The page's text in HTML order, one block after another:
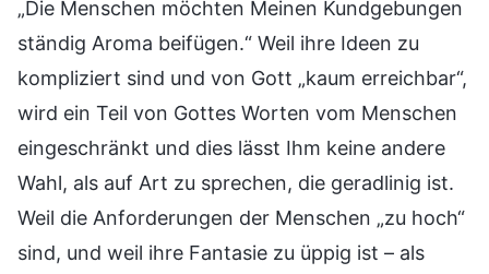
„Die Menschen möchten Meinen Kundgebungen
ständig Aroma beifügen.“ Weil ihre Ideen zu
kompliziert sind und von Gott „kaum erreichbar“,
wird ein Teil von Gottes Worten vom Menschen
eingeschränkt und dies lässt Ihm keine andere
Wahl, als auf Art zu sprechen, die geradlinig ist.
Weil die Anforderungen der Menschen „zu hoch“
sind, und weil ihre Fantasie zu üppig ist – als